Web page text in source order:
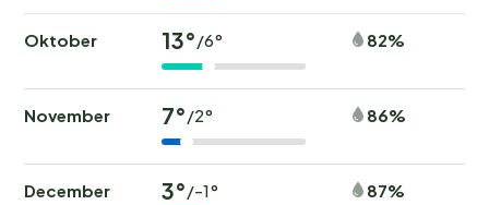
Oktober 13°/6° 82%
November 7°/2° 86%
December 3°/-1° 87%